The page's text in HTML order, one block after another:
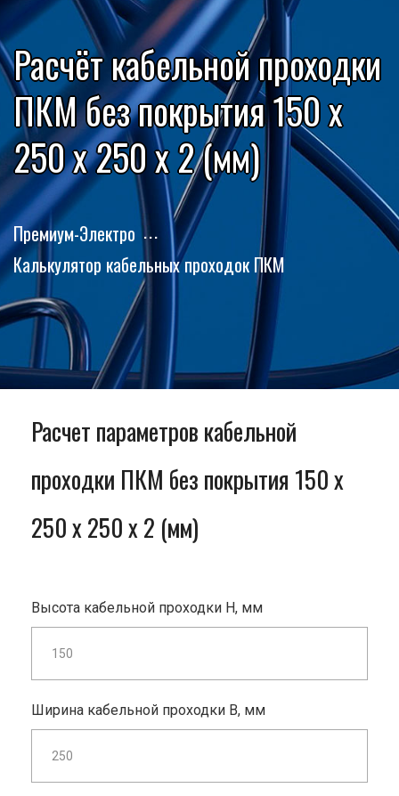
Расчёт кабельной проходки
ПКМ без покрытия 150 x
250 x 250 x 2 (мм)
Премиум-Электро
Калькулятор кабельных проходок ПКМ
Расчет параметров кабельной
проходки ПКМ без покрытия 150 x
250 x 250 x 2 (мм)
Высота кабельной проходки H, мм
Ширина кабельной проходки B, мм